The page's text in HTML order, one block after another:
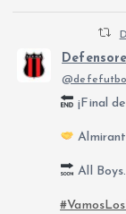
¡Final
All Boys.